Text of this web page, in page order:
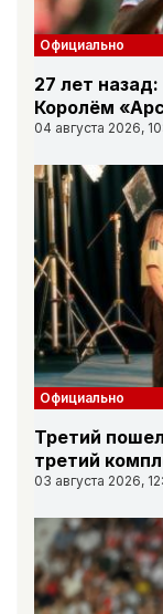
Официально
27 лет
Королём
04 августа 2026,
Официально
Третий
третий
03 августа 2026,